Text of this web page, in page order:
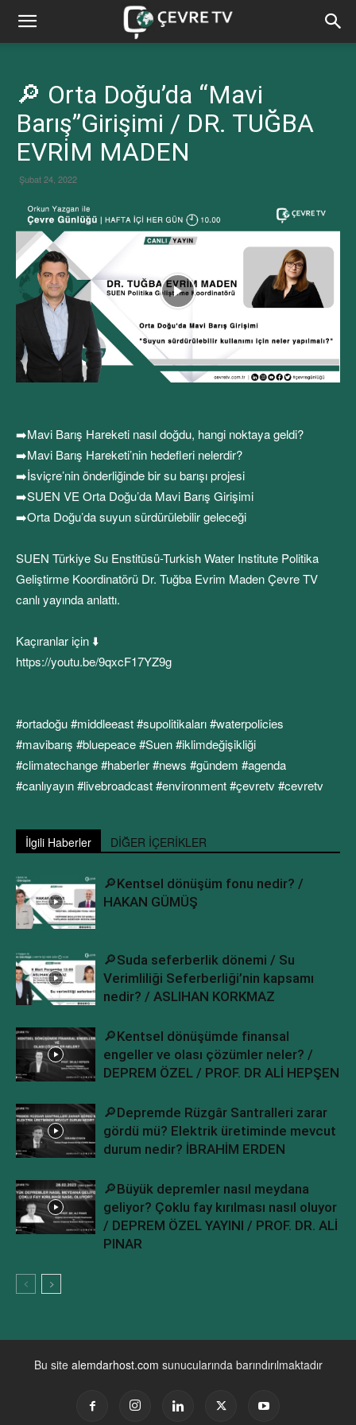
🔎 Orta Doğu’da “Mavi
Barış”Girişimi / DR. TUĞBA
EVRİM MADEN
Şubat 24, 2022
➡️Mavi Barış Hareketi nasıl doğdu, hangi noktaya geldi?
➡️Mavi Barış Hareketi’nin hedefleri nelerdir?
➡️İsviçre’nin önderliğinde bir su barışı projesi
➡️SUEN VE Orta Doğu’da Mavi Barış Girişimi
➡️Orta Doğu’da suyun sürdürülebilir geleceği
SUEN Türkiye Su Enstitüsü-Turkish Water Institute Politika
Geliştirme Koordinatörü Dr. Tuğba Evrim Maden Çevre TV
canlı yayında anlattı.
Kaçıranlar için ⬇️
https://youtu.be/9qxcF17YZ9g
#ortadoğu #middleeast #supolitikaları #waterpolicies
#mavibarış #bluepeace #Suen #iklimdeğişikliği
#climatechange #haberler #news #gündem #agenda
#canlıyayın #livebroadcast #environment #çevretv #cevretv
İlgili Haberler DİĞER İÇERİKLER
🔎Kentsel dönüşüm fonu nedir? /
HAKAN GÜMÜŞ
🔎Suda seferberlik dönemi / Su
Verimliliği Seferberliği’nin kapsamı
nedir? / ASLIHAN KORKMAZ
🔎Kentsel dönüşümde finansal
engeller ve olası çözümler neler? /
DEPREM ÖZEL / PROF. DR ALİ HEPŞEN
🔎Depremde Rüzgâr Santralleri zarar
gördü mü? Elektrik üretiminde mevcut
durum nedir? İBRAHİM ERDEN
🔎Büyük depremler nasıl meydana
geliyor? Çoklu fay kırılması nasıl oluyor
/ DEPREM ÖZEL YAYINI / PROF. DR. ALİ
PINAR
Bu site alemdarhost.com sunucularında barındırılmaktadır